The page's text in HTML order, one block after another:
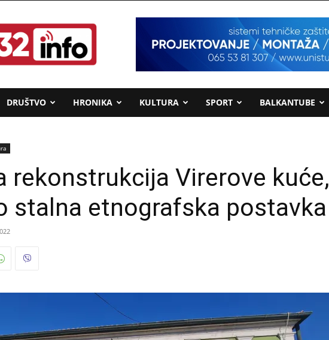
DRUŠTVO HRONIKA KULTURA SPORT BALKANTUBE
rekonstrukcija Virerove kuće,
stalna etnografska postavka